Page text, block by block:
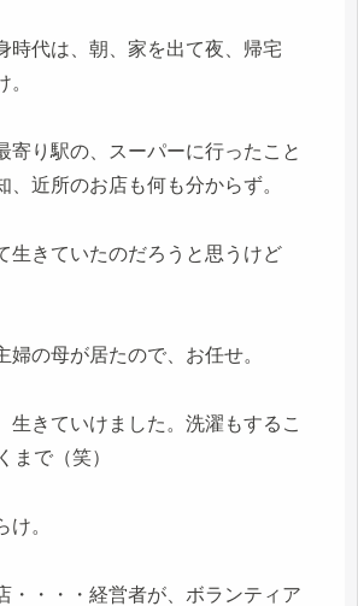
時代は、朝、家を出て夜、帰宅
。
寄り駅の、スーパーに行ったこと
、近所のお店も何も分からず。
生きていたのだろうと思うけど
婦の母が居たので、お任せ。
生きていけました。洗濯もするこ
まで（笑）
け。
・・・・経営者が、ボランティア